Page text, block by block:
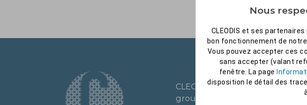
CLEODIS est membre du
groupe SIMPEL
Nous
CLEODIS et ses
bon fonctionnement de
Vous pouvez accepter ces
sans accepter (valant
fenêtre. La page
disposition le détail des